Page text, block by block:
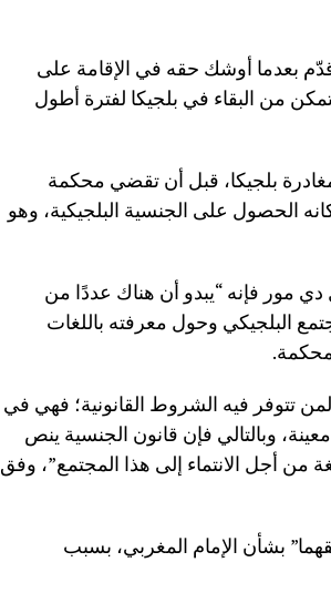
بعدما أوشك حقه في الإقامة على
ليتمكن من البقاء في بلجيكا لفترة أطول
بلجيكا، قبل أن تقضي محكمة
الحصول على الجنسية البلجيكية، وهو
مور فإنه “يبدو أن هناك عددًا من
البلجيكي وحول معرفته باللغات
تتوفر فيه الشروط القانونية؛ فهي في
وبالتالي فإن قانون الجنسية ينص
أجل الانتماء إلى هذا المجتمع”، وفق
بشأن الإمام المغربي، بسبب